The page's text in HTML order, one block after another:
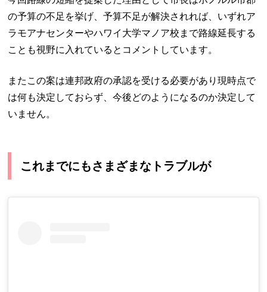
の予算の不足を挙げ、予算不足が解決されれば、いずれア
ラモアナセンターやハワイ大学マノア校まで路線延長する
ことも視野に入れているとコメントしています。
またこの案は連邦政府の承認を受ける必要があり現時点で
は何も決定しておらず、今後どのようになるのか決定して
いません。
これまでにもさまざまなトラブルが